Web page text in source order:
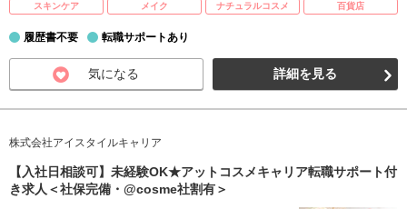
スキンケア
メイク ナチュラルコスメ 百貨店
履歴書不要 転職サポートあり
気になる 詳細を見る
株式会社アイスタイルキャリア
【入社日相談可】未経験OK★アットコスメキャリア転職サポート付
き求人＜社保完備・@cosme社割有＞